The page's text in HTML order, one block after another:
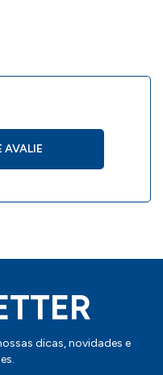
AVALIE
dicas, novidades e